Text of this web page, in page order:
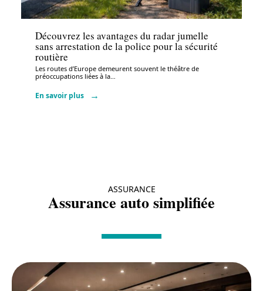
Administratif
Découvrez les avantages du radar jumelle
sans arrestation de la police pour la sécurité
routière
Les routes d’Europe demeurent souvent le théâtre de
préoccupations liées à la…
En savoir plus
ASSURANCE
Assurance auto simplifiée